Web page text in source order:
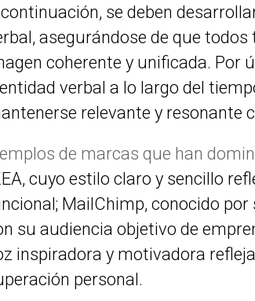
se deben
asegurándose de que
coherente y unificada. Por
verbal a lo largo del
relevante y resonante
de marcas que han
cuyo estilo claro y sencillo
MailChimp, conocido
su audiencia objetivo de
inspiradora y motivadora
personal.